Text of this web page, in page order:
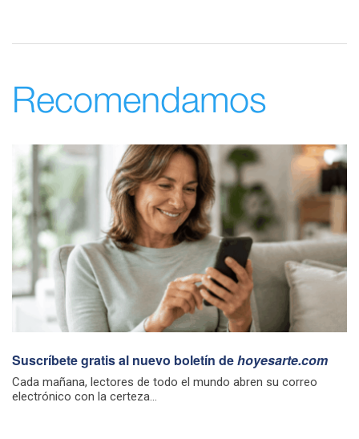
Recomendamos
Suscríbete gratis al nuevo boletín dehoyesarte.com
Cada mañana, lectores de todo el mundo abren su correo
electrónico con la certeza...